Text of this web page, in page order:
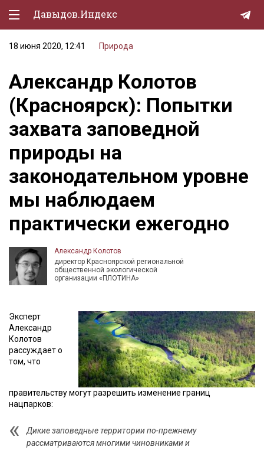
Давыдов.Индекс
Политическая жизнь
Экономика
Природа
Образование
Спорт
Культура
Lifestyle
Мурзилка
18 июня 2020, 12:41 Природа
Александр Колотов
(Красноярск): Попытки
захвата заповедной
природы на
законодательном уровне
мы наблюдаем
практически ежегодно
Александр Колотов
директор Красноярской региональной
общественной экологической
организации «ПЛОТИНА»
Эксперт
Александр
Колотов
рассуждает о
том, что
правительству могут разрешить изменение границ
нацпарков:
Дикие заповедные территории по-прежнему
рассматриваются многими чиновниками и